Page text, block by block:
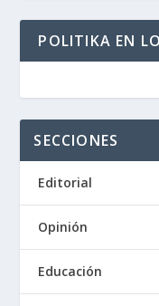
POLITIKA EN
SECCIONES
Editorial
Opinión
Educación